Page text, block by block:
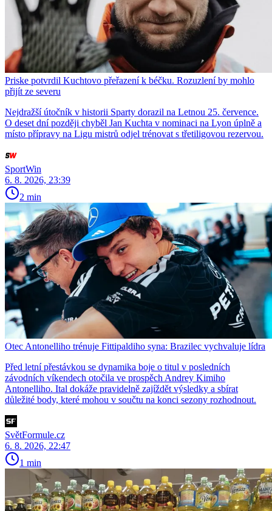
Priske potvrdil Kuchtovo přeřazení k béčku. Rozuzlení by mohlo
přijít ze severu
Nejdražší útočník v historii Sparty dorazil na Letnou 25. července.
O deset dní později chyběl Jan Kuchta v nominaci na Lyon úplně a
místo přípravy na Ligu mistrů odjel trénovat s třetiligovou rezervou.
SportWin
6. 8. 2026, 23:39
2 min
Otec Antonelliho trénuje Fittipaldiho syna: Brazilec vychvaluje lídra
Před letní přestávkou se dynamika boje o titul v posledních
závodních víkendech otočila ve prospěch Andrey Kimiho
Antonelliho. Ital dokáže pravidelně zajíždět výsledky a sbírat
důležité body, které mohou v součtu na konci sezony rozhodnout.
SvětFormule.cz
6. 8. 2026, 22:47
1 min